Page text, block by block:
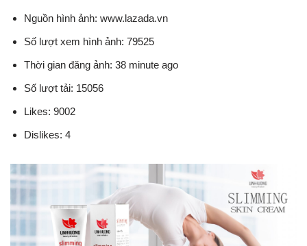
Nguồn hình ảnh: www.lazada.vn
Số lượt xem hình ảnh: 79525
Thời gian đăng ảnh: 38 minute ago
Số lượt tải: 15056
Likes: 9002
Dislikes: 4